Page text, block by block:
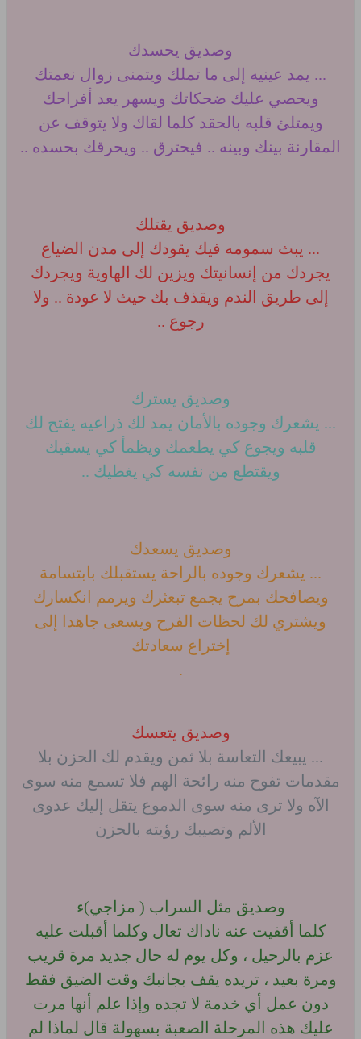
وصديق يحسدك
... يمد عينيه إلى ما تملك ويتمنى زوال نعمتك
ويحصي عليك ضحكاتك ويسهر يعد أفراحك
ويمتلئ قلبه بالحقد كلما لقاك ولا يتوقف عن
المقارنة بينك وبينه .. فيحترق .. ويحرقك بحسده ..
وصديق يقتلك
... يبث سمومه فيك يقودك إلى مدن الضياع
يجردك من إنسانيتك ويزين لك الهاوية ويجردك
إلى طريق الندم ويقذف بك حيث لا عودة .. ولا
رجوع ..
وصديق يسترك
... يشعرك وجوده بالأمان يمد لك ذراعيه يفتح لك
قلبه ويجوع كي يطعمك ويظمأ كي يسقيك
ويقتطع من نفسه كي يغطيك ..
وصديق يسعدك
... يشعرك وجوده بالراحة يستقبلك بابتسامة
ويصافحك بمرح يجمع تبعثرك ويرمم انكسارك
ويشتري لك لحظات الفرح ويسعى جاهدا إلى
إختراع سعادتك
.
وصديق يتعسك
... يبيعك التعاسة بلا ثمن ويقدم لك الحزن بلا
مقدمات تفوح منه رائحة الهم فلا تسمع منه سوى
الآه ولا ترى منه سوى الدموع يتقل إليك عدوى
الألم وتصيبك رؤيته بالحزن
وصديق مثل السراب ( مزاجي)ء
كلما أقفيت عنه ناداك تعال وكلما أقبلت عليه
عزم بالرحيل ، وكل يوم له حال جديد مرة قريب
ومرة بعيد ، تريده يقف بجانبك وقت الضيق فقط
دون عمل أي خدمة لا تجده وإذا علم أنها مرت
عليك هذه المرحلة الصعبة بسهولة قال لماذا لم